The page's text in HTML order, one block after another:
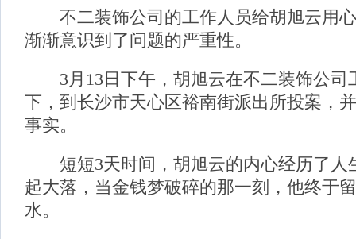
不二装饰公司的工作人员给胡旭云用心
渐渐意识到了问题的严重性。
3月13日下午，胡旭云在不二装饰公司
下，到长沙市天心区裕南街派出所投案，
事实。
短短3天时间，胡旭云的内心经历了人
起大落，当金钱梦破碎的那一刻，他终于
水。